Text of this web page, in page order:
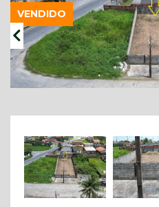
VENDIDO